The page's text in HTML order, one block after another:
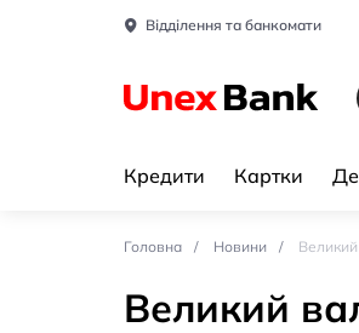
Відділення та банкомати
Кредити Картки
Головна Новини
Великий